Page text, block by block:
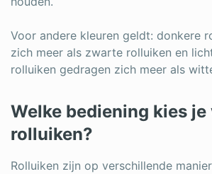
Voor andere kleuren geldt: donkere
zich meer als zwarte rolluiken en
rolluiken gedragen zich meer als
Welke bediening kies je
rolluiken?
Rolluiken zijn op verschillende